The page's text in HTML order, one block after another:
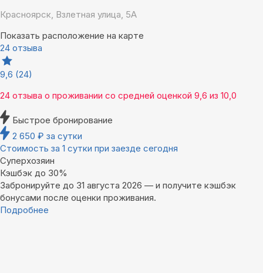
Красноярск, Взлетная улица, 5А
Показать расположение на карте
24 отзыва
9,6 (24)
24 отзыва о проживании со средней оценкой 9,6 из 10,0
Быстрое бронирование
2 650 ₽ за сутки
Стоимость за 1 сутки при заезде сегодня
Суперхозяин
Кэшбэк до 30%
Забронируйте до 31 августа 2026 — и получите кэшбэк
бонусами после оценки проживания.
Подробнее